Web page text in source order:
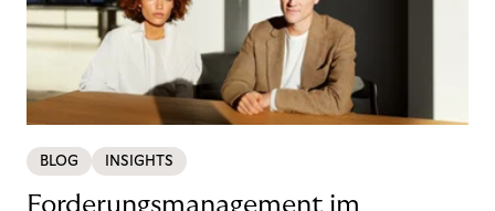
BLOG INSIGHTS
Forderungsmanagement im